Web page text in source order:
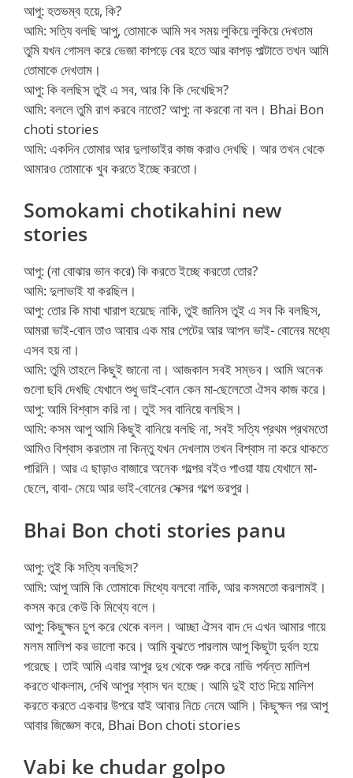
আপু: হতভম্ব হয়ে, কি?
আমি: সত্যি বলছি আপু, তোমাকে আমি সব সময় লুকিয়ে লুকিয়ে দেখতাম
তুমি যখন গোসল করে ভেজা কাপড়ে বের হতে আর কাপড় পাল্টাতে তখন আমি
তোমাকে দেখতাম।
আপু: কি বলছিস তুই এ সব, আর কি কি দেখেছিস?
আমি: বললে তুমি রাগ করবে নাতো? আপু: না করবো না বল। Bhai Bon
choti stories
আমি: একদিন তোমার আর দুলাভাইর কাজ করাও দেখছি। আর তখন থেকে
আমারও তোমাকে খুব করতে ইচ্ছে করতো।
Somokami chotikahini new
stories
আপু: (না বোঝার ভান করে) কি করতে ইচ্ছে করতো তোর?
আমি: দুলাভাই যা করছিল।
আপু: তোর কি মাথা খারাপ হয়েছে নাকি, তুই জানিস তুই এ সব কি বলছিস,
আমরা ভাই-বোন তাও আবার এক মার পেটের আর আপন ভাই- বোনের মধ্যে
এসব হয় না।
আমি: তুমি তাহলে কিছুই জানো না। আজকাল সবই সম্ভব। আমি অনেক
গুলো ছবি দেখছি যেখানে শুধু ভাই-বোন কেন মা-ছেলেতো ঐসব কাজ করে।
আপু: আমি বিশ্বাস করি না। তুই সব বানিয়ে বলছিস।
আমি: কসম আপু আমি কিছুই বানিয়ে বলছি না, সবই সত্যি প্রথম প্রথমতো
আমিও বিশ্বাস করতাম না কিন্তু যখন দেখলাম তখন বিশ্বাস না করে থাকতে
পারিনি। আর এ ছাড়াও বাজারে অনেক গল্পের বইও পাওয়া যায় যেখানে মা-
ছেলে, বাবা- মেয়ে আর ভাই-বোনের সেক্সর গল্পে ভরপুর।
Bhai Bon choti stories panu
আপু: তুই কি সত্যি বলছিস?
আমি: আপু আমি কি তোমাকে মিথ্যে বলবো নাকি, আর কসমতো করলামই।
কসম করে কেউ কি মিথ্যে বলে।
আপু: কিছুক্ষন চুপ করে থেকে বলল। আচ্ছা ঐসব বাদ দে এখন আমার গায়ে
মলম মালিশ কর ভালো করে। আমি বুঝতে পারলাম আপু কিছুটা দুর্বল হয়ে
পরেছে। তাই আমি এবার আপুর দুধ থেকে শুরু করে নাভি পর্যন্ত মালিশ
করতে থাকলাম, দেখি আপুর শ্বাস ঘন হচ্ছে। আমি দুই হাত দিয়ে মালিশ
করতে করতে একবার উপরে যাই আবার নিচে নেমে আসি। কিছুক্ষন পর আপু
আবার জিজ্ঞেস করে, Bhai Bon choti stories
Vabi ke chudar golpo